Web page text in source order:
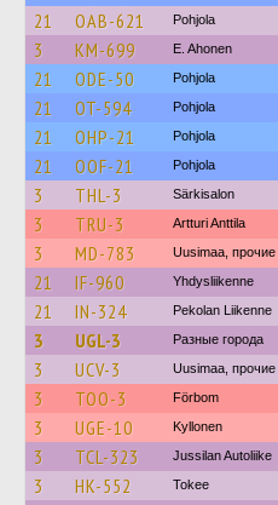
21 OAB-621 Pohjola
3 KM-699 E. Ahonen
21 ODE-50 Pohjola
21 OT-594 Pohjola
21 OHP-21 Pohjola
21 OOF-21 Pohjola
3 THL-3 Särkisalon
3 TRU-3 Artturi Anttila
3 MD-783 Uusimaa, прочие
21 IF-960 Yhdysliikenne
21 IN-324 Pekolan Liikenne
3 UGL-3 Разные города
3 UCV-3 Uusimaa, прочие
3 TOO-3 Förbom
3 UGE-10 Kyllonen
3 TCL-323 Jussilan Autoliike
3 HK-552 Tokee